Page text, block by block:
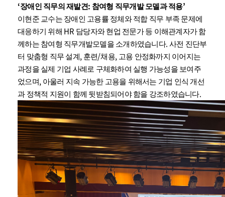
‘장애인 직무의 재발견: 참여형 직무개발 모델과 적용’
이현준 교수는 장애인 고용률 정체와 적합 직무 부족 문제에
대응하기 위해 HR 담당자와 현업 전문가 등 이해관계자가 함
께하는 참여형 직무개발모델을 소개하였습니다. 사전 진단부
터 맞춤형 직무 설계 , 훈련/채용, 고용 안정화까지 이어지는
과정을 실제 기업 사례로 구체화하여 실행 가능성을 보여주
었으며, 아울러 지속 가능한 고용을 위해서는 기업 인식 개선
과 정책적 지원이 함께 뒷받침되어야 함을 강조하였습니다.